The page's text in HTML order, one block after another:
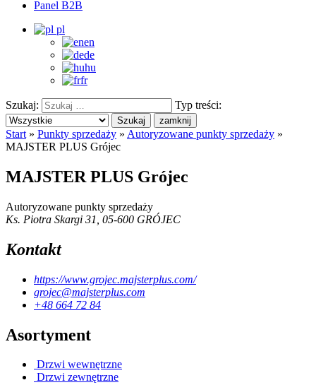
Panel B2B
pl
en
de
hu
fr
Szukaj: Typ treści:
Szukaj zamknij
Start » Punkty sprzedaży » Autoryzowane punkty sprzedaży »
MAJSTER PLUS Grójec
MAJSTER PLUS Grójec
Autoryzowane punkty sprzedaży
Ks. Piotra Skargi 31, 05-600 GRÓJEC
Kontakt
https://www.grojec.majsterplus.com/
grojec@majsterplus.com
+48 664 72 84
Asortyment
Drzwi wewnętrzne
Drzwi zewnętrzne